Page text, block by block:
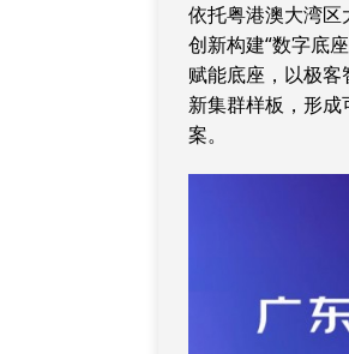
依托粤港澳大湾区
创新构建“数字底
赋能底座，以极
新集群样板，形
案。